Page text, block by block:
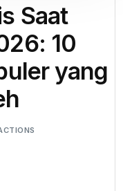
Saat
10
yang